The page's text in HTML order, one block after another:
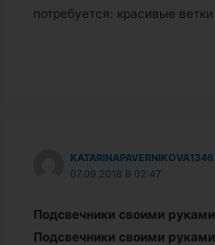
потребуется: красивые ветки
KATARINAPAVERNIKOVA1346
07.09.2018 В 02:47
Подсвечники своими руками
Подсвечники своими руками